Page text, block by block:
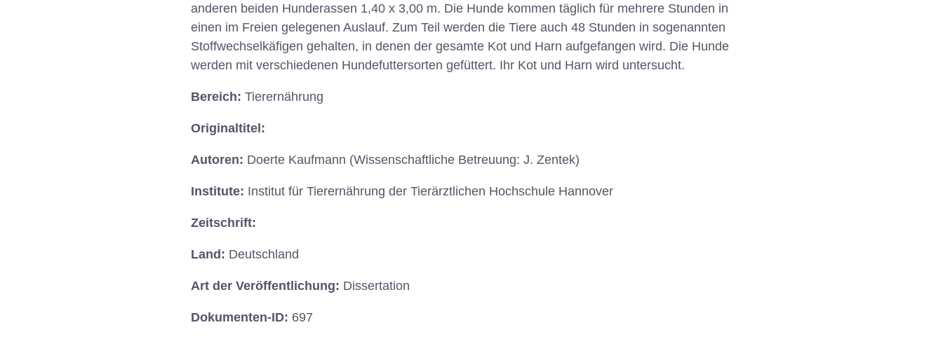
anderen beiden Hunderassen 1,40 x 3,00 m. Die Hunde kommen täglich für mehrere Stunden in
einen im Freien gelegenen Auslauf. Zum Teil werden die Tiere auch 48 Stunden in sogenannten
Stoffwechselkäfigen gehalten, in denen der gesamte Kot und Harn aufgefangen wird. Die Hunde
werden mit verschiedenen Hundefuttersorten gefüttert. Ihr Kot und Harn wird untersucht.
Bereich: Tierernährung
Originaltitel:
Autoren: Doerte Kaufmann (Wissenschaftliche Betreuung: J. Zentek)
Institute: Institut für Tierernährung der Tierärztlichen Hochschule Hannover
Zeitschrift:
Land: Deutschland
Art der Veröffentlichung: Dissertation
Dokumenten-ID: 697